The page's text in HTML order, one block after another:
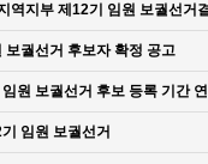
역지부 제12기 임원 보궐선거
궐선거 후보자 확정 공고
원 보궐선거 후보 등록 기간
임원 보궐선거